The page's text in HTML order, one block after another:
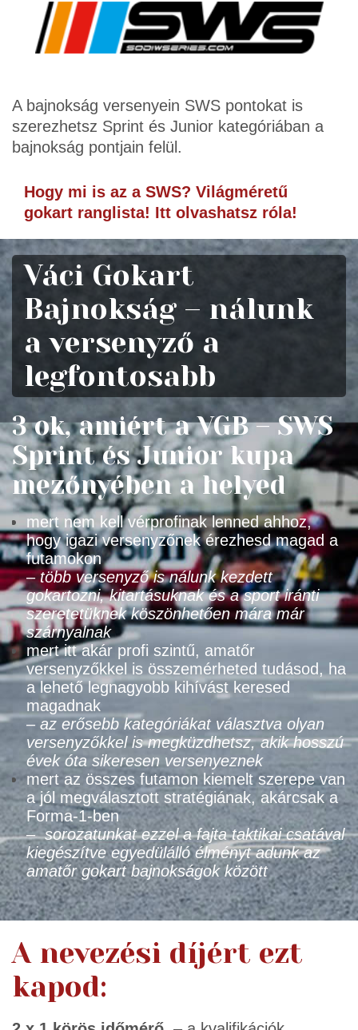
A bajnokság versenyein SWS pontokat is
szerezhetsz Sprint és Junior kategóriában a
bajnokság pontjain felül.
Hogy mi is az a SWS? Világméretű
gokart ranglista! Itt olvashatsz róla!
Váci Gokart
Bajnokság – nálunk
a versenyző a
legfontosabb
3 ok, amiért a VGB – SWS
Sprint és Junior kupa
mezőnyében a helyed
mert nem kell vérprofinak lenned ahhoz,
hogy igazi versenyzőnek érezhesd magad a
futamokon
–több versenyző is nálunk kezdett
gokartozni, kitartásuknak és a sport iránti
szeretetüknek köszönhetően mára már
szárnyalnak
mert itt akár profi szintű, amatőr
versenyzőkkel is összemérheted tudásod, ha
a lehető legnagyobb kihívást keresed
magadnak
– az erősebb kategóriákat választva olyan
versenyzőkkel is megküzdhetsz, akik hosszú
évek óta sikeresen versenyeznek
mert az összes futamon kiemelt szerepe van
a jól megválasztott stratégiának, akárcsak a
Forma-1-ben
–sorozatunkat ezzel a fajta taktikai csatával
kiegészítve egyedülálló élményt adunk az
amatőr gokart bajnokságok között
A nevezési díjért ezt
kapod: